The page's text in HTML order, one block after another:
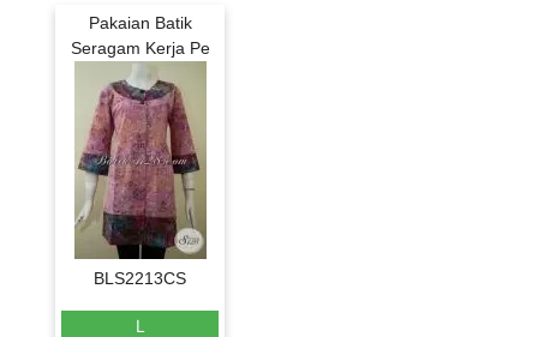
Pakaian Batik
Seragam Kerja Pe
BLS2213CS
L